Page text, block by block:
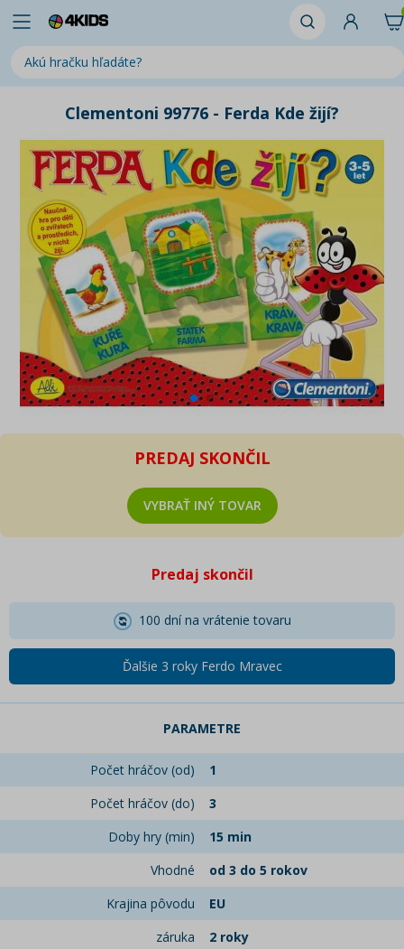
Clementoni 99776 - Ferda Kde žijí?
PREDAJ SKONČIL
VYBRAŤ INÝ TOVAR
Predaj skončil
100 dní na vrátenie tovaru
Ďalšie 3 roky Ferdo Mravec
PARAMETRE
Počet hráčov (od)
1
Počet hráčov (do)
3
Doby hry (min)
15 min
Vhodné
od 3 do 5 rokov
Krajina pôvodu
EU
záruka
2 roky